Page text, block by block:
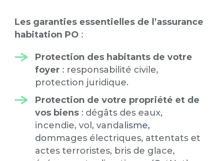
Les garanties essentielles de l’assurance
habitation PO :
Protection des habitants de votre
foyer : responsabilité civile,
protection juridique.
Protection de votre propriété et de
vos biens : dégâts des eaux,
incendie, vol, vanda lisme,
dommages électriques, attentats et
actes terroristes, bris de glace,